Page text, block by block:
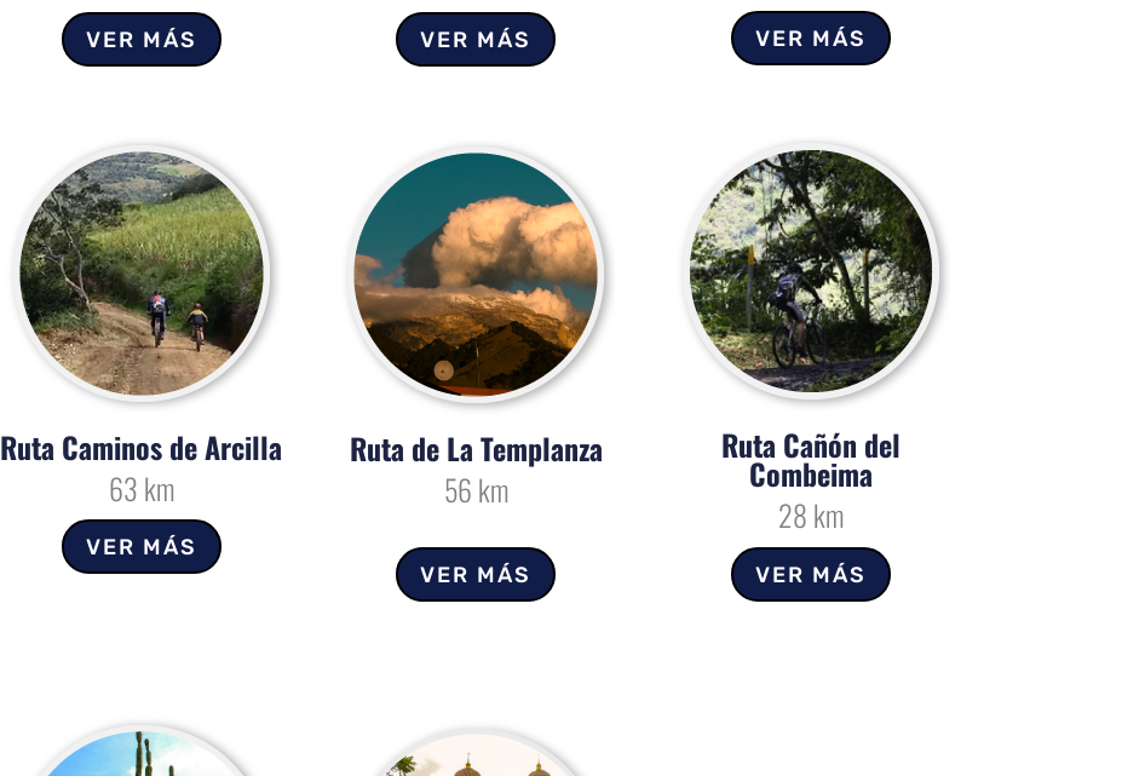
VER MÁS VER MÁS VER MÁS
Ruta Caminos de Arcilla
63 km
VER MÁS
Ruta de La Templanza
56 km
VER MÁS
Ruta Cañón del
Combeima
28 km
VER MÁS